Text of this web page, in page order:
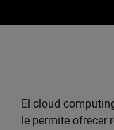
El cloud
le permite ofrecer